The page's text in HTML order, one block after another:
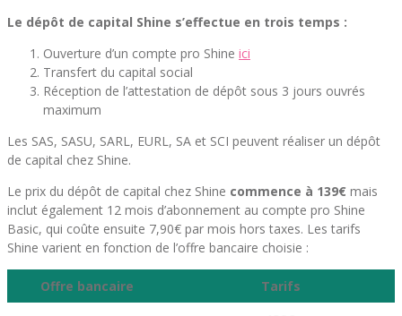
Le dépôt de capital Shine s’effectue en trois temps :
Ouverture d’un compte pro Shine ici
Transfert du capital social
Réception de l’attestation de dépôt sous 3 jours ouvrés
maximum
Les SAS, SASU, SARL, EURL, SA et SCI peuvent réaliser un dépôt
de capital chez Shine.
Le prix du dépôt de capital chez Shine commence à 139€ mais
inclut également 12 mois d’abonnement au compte pro Shine
Basic, qui coûte ensuite 7,90€ par mois hors taxes. Les tarifs
Shine varient en fonction de l’offre bancaire choisie :
Offre bancaire Tarifs